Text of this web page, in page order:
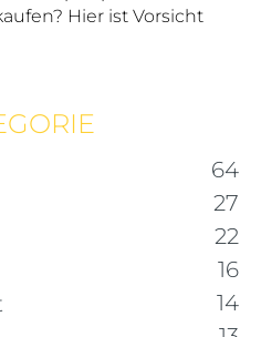
Hier ist Vorsicht
64
27
22
16
14